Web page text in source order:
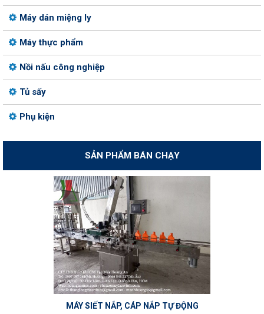
Máy dán miệng ly
Máy thực phẩm
Nồi nấu công nghiệp
Tủ sấy
Phụ kiện
SẢN PHẨM BÁN CHẠY
MÁY SIẾT NẮP, CÁP NẮP TỰ ĐỘNG